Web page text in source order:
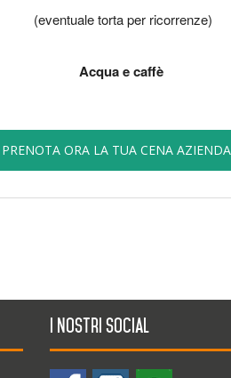
(eventuale torta per ricorrenze)
Acqua e caffè
PRENOTA ORA LA TUA CENA
I nostri social